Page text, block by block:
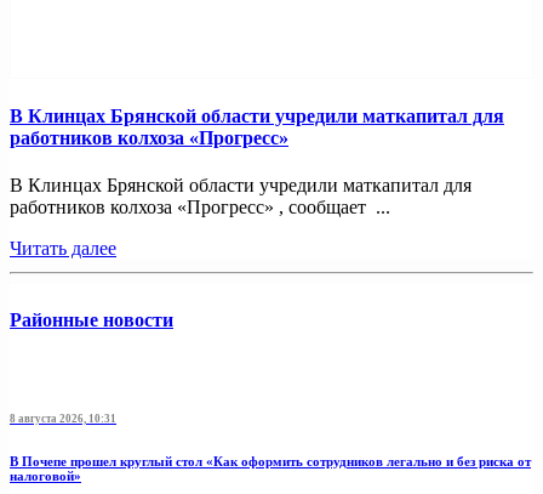
В Клинцах Брянской области учредили маткапитал для
работников колхоза «Прогресс»
В Клинцах Брянской области учредили маткапитал для
работников колхоза «Прогресс» , сообщает ...
Читать далее
Районные новости
8 августа 2026, 10:31
В Почепе прошел круглый стол «Как оформить сотрудников легально и без риска от
налоговой»